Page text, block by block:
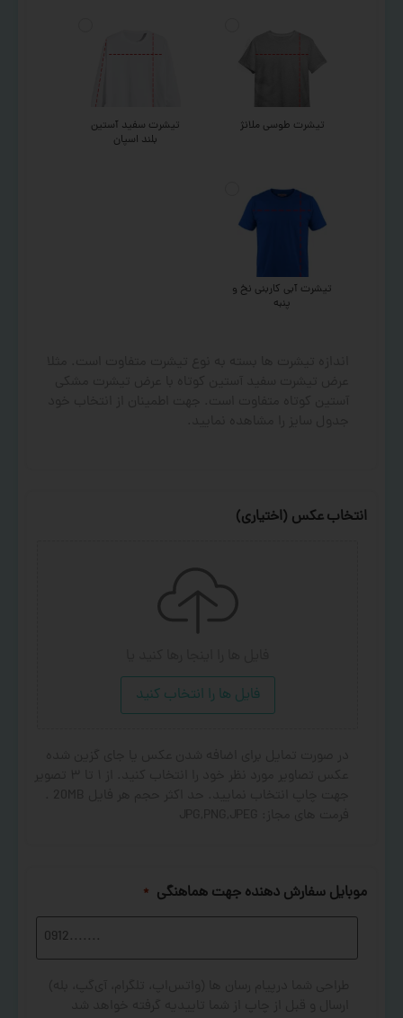
تیشرت طوسی ملانژ
تیشرت سفید آستین
بلند اسپان
تیشرت آبی کاربنی نخ و
پنبه
انتخاب عکس (اختیاری)
فایل ها را انتخاب کنید
موبایل سفارش دهنده جهت هماهنگی *